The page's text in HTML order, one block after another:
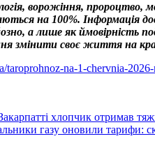
ворожіння, пророцтво,
на 100%. Інформація
а лише як
змінити своє життя на
taroprohnoz-na-1-chervnia-
хлопчик отримав
газу оновили тарифи: